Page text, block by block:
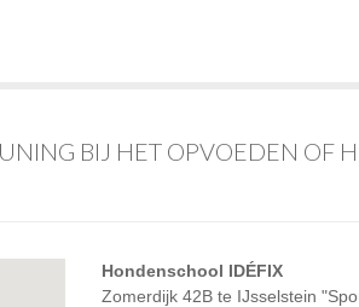
BIJ HET OPVOEDEN OF
Hondenschool IDÉFIX
Zomerdijk 42B te IJsselstein